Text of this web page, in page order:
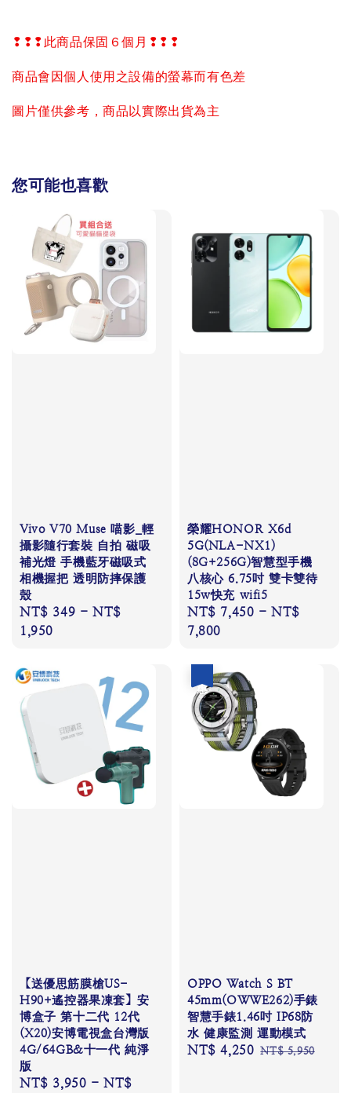
❢❢❢ 此商品保固６個月 ❢❢❢
商品會因個人使用之設備的螢幕而有色差
圖片僅供參考，商品以實際出貨為主
您可能也喜歡
Vivo V70 Muse 喵影_輕
攝影隨行套裝 自拍 磁吸
補光燈 手機藍牙磁吸式
相機握把 透明防摔保護
殼
Regular
price
NT$ 349 -NT$
1,950
榮耀HONOR X6d
5G(NLA-NX1)
(8G+256G)智慧型手機
八核心 6.75吋 雙卡雙待
15w快充 wifi5
Regular
price
NT$ 7,450 -NT$
7,800
【送優思筋膜槍US-
H90+遙控器果凍套】安
博盒子 第十二代 12代
(X20)安博電視盒台灣版
4G/64GB&十一代 純淨
版
Regular
NT$ 3,950 -NT$
OPPO Watch S BT
45mm(OWWE262)手錶
智慧手錶1.46吋 IP68防
水 健康監測 運動模式
Sale
NT$ 4,250 Regular
NT$ 5,950